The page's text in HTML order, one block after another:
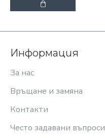
Информация
За нас
Връщане и замяна
Контакти
Често задавани въпроси